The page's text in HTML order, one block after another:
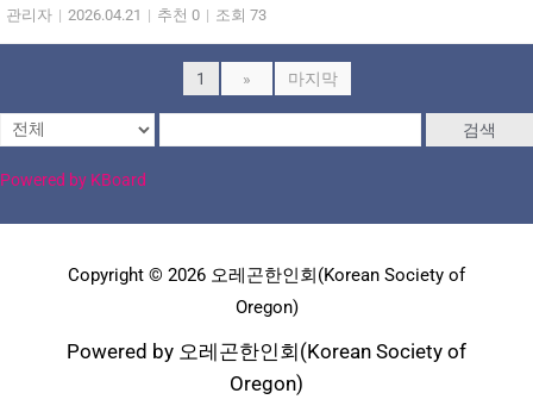
관리자 | 2026.04.21 | 추천 0 | 조회 73
1 » 마지막
검색
Powered by KBoard
Copyright © 2026 오레곤한인회(Korean Society of
Oregon)
Powered by 오레곤한인회(Korean Society of
Oregon)